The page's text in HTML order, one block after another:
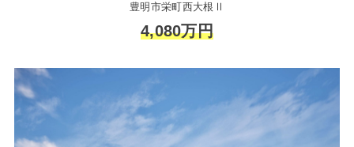
豊明市栄町西大根Ⅱ
4,080万円